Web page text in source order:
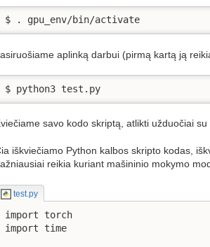
$ . gpu_env/bin/activate
aplinką darbui (pirmą kartą ją
$ python3 test.py
savo kodo skriptą, atlikti užduočiai su
iškviečiamo Python kalbos skripto kodas,
reikia kuriant mašininio mokymo
test.py
import torch
import time